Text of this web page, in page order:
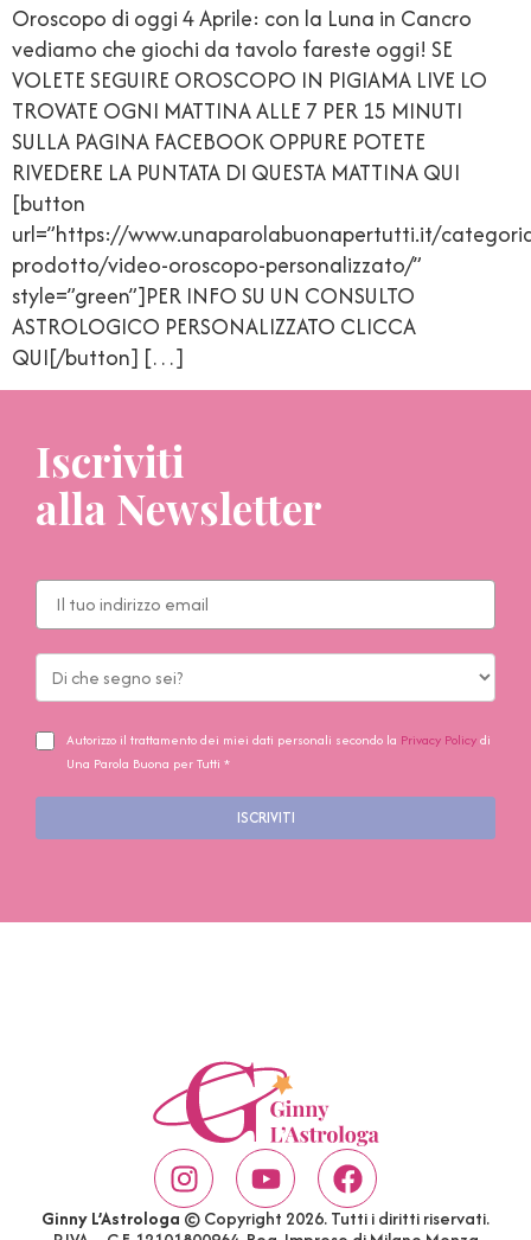
Oroscopo di oggi 4 Aprile: con la Luna in Cancro
vediamo che giochi da tavolo fareste oggi! SE
VOLETE SEGUIRE OROSCOPO IN PIGIAMA LIVE LO
TROVATE OGNI MATTINA ALLE 7 PER 15 MINUTI
SULLA PAGINA FACEBOOK OPPURE POTETE
RIVEDERE LA PUNTATA DI QUESTA MATTINA QUI
[button
url=”https://www.unaparolabuonapertutti.it/
prodotto/video-oroscopo-personalizzato/”
style=”green”]PER INFO SU UN CONSULTO
ASTROLOGICO PERSONALIZZATO CLICCA
QUI[/button] […]
Iscriviti
alla Newsletter
Autorizzo il trattamento dei miei dati personali secondo la Privacy Policydi
Una Parola Buona per Tutti *
ISCRIVITI
Ginny L’Astrologa © Copyright 2026. Tutti i diritti riservati.